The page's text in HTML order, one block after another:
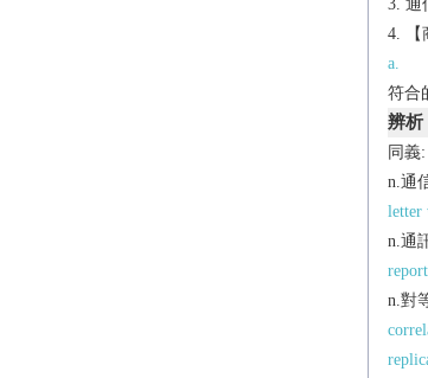
通
a.
符合
辨析
同義:
n.通
letter
n.通
n.對